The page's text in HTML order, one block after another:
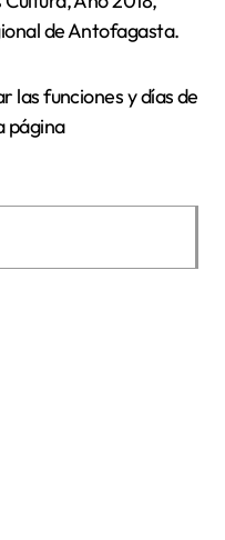
de Antofagasta.
las funciones y días de
página